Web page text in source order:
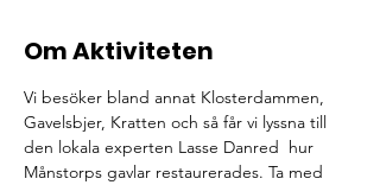
Om Aktiviteten
Vi besöker bland annat Klosterdammen,
Gavelsbjer, Kratten och så får vi lyssna till
den lokala experten Lasse Danred  hur
Månstorps gavlar restaurerades. Ta med